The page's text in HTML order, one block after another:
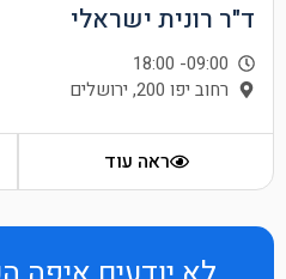
ד"ר רונית ישראלי
09:00
- 18:00
רחוב יפו 200, ירושלים
ראה עוד